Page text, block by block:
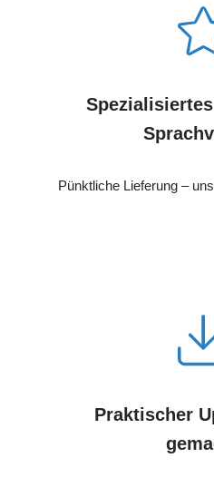
Pünktliche Lieferung –
Praktischer